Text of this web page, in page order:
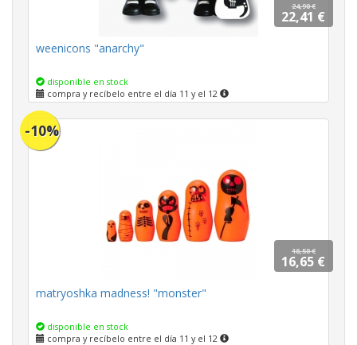
24,90 €
22,41 €
weenicons "anarchy"
disponible en stock
compra y recíbelo entre el día 11 y el 12
-10%
18,50 €
16,65 €
matryoshka madness! "monster"
disponible en stock
compra y recíbelo entre el día 11 y el 12